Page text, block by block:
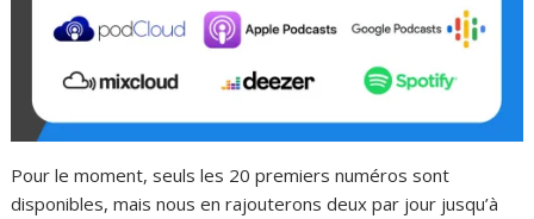
Pour le moment, seuls les 20 premiers numéros sont
disponibles, mais nous en rajouterons deux par jour jusqu’à